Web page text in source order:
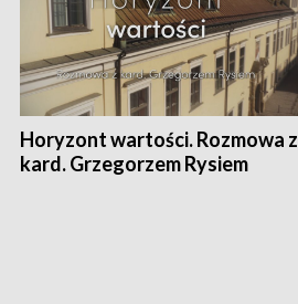
Horyzont wartości. Rozmowa z
kard. Grzegorzem Rysiem